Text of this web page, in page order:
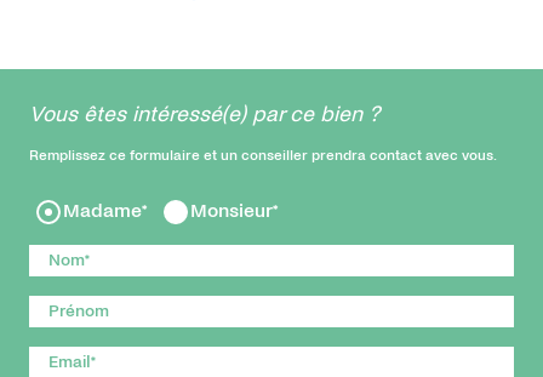
Vous êtes intéressé(e) par ce bien ?
Remplissez ce formulaire et un conseiller prendra contact avec vous.
Madame* Monsieur*